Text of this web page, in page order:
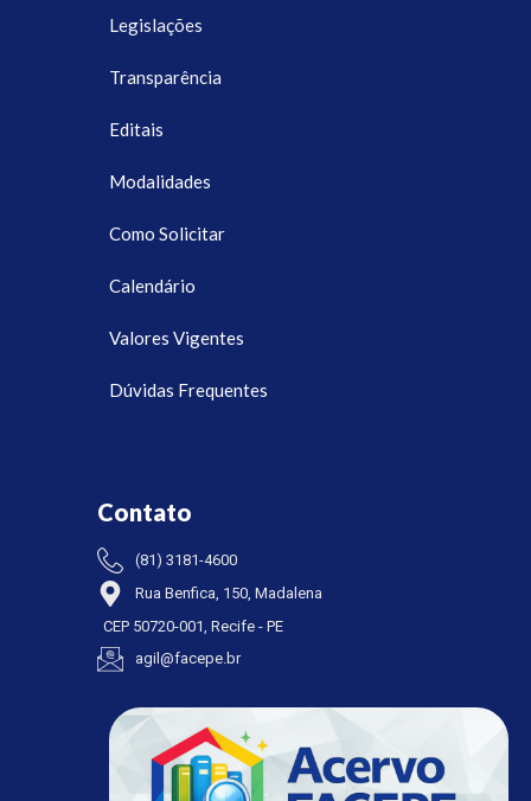
Legislações
Transparência
Editais
Modalidades
Como Solicitar
Calendário
Valores Vigentes
Dúvidas Frequentes
Contato
(81) 3181-4600
Rua Benfica, 150, Madalena
CEP 50720-001, Recife - PE
agil@facepe.br